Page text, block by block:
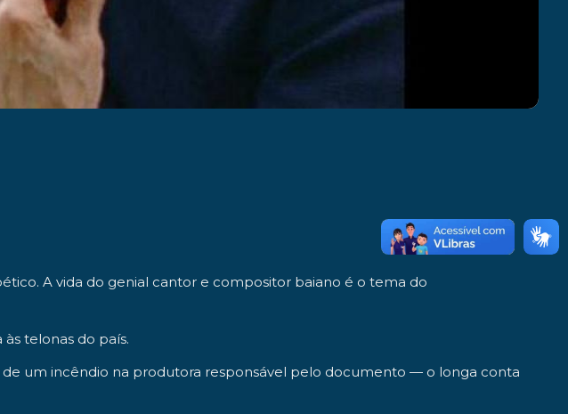
A vida do genial cantor e compositor baiano é o tema do
telonas do país.
um incêndio na produtora responsável pelo documento — o longa conta